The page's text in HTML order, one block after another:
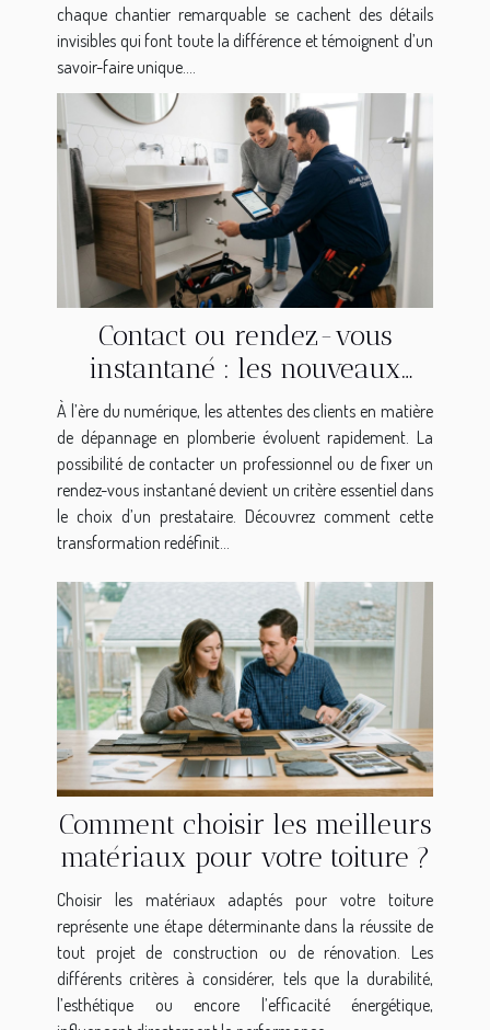
chaque chantier remarquable se cachent des détails
invisibles qui font toute la différence et témoignent d’un
savoir-faire unique....
Contact ou rendez-vous
instantané : les nouveaux
standards du dépannage en
plomberie
À l’ère du numérique, les attentes des clients en matière
de dépannage en plomberie évoluent rapidement. La
possibilité de contacter un professionnel ou de fixer un
rendez-vous instantané devient un critère essentiel dans
le choix d’un prestataire. Découvrez comment cette
transformation redéfinit...
Comment choisir les meilleurs
matériaux pour votre toiture ?
Choisir les matériaux adaptés pour votre toiture
représente une étape déterminante dans la réussite de
tout projet de construction ou de rénovation. Les
différents critères à considérer, tels que la durabilité,
l’esthétique ou encore l’efficacité énergétique,